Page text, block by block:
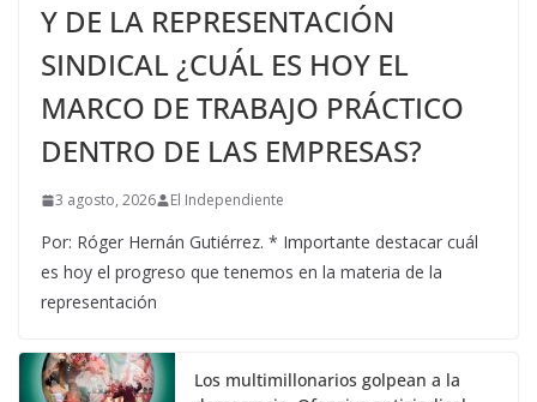
Y DE LA REPRESENTACIÓN
SINDICAL ¿CUÁL ES HOY EL
MARCO DE TRABAJO PRÁCTICO
DENTRO DE LAS EMPRESAS?
3 agosto, 2026 El Independiente
Por: Róger Hernán Gutiérrez. * Importante destacar cuál
es hoy el progreso que tenemos en la materia de la
representación
Los multimillonarios golpean a la